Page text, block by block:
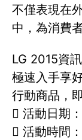
不僅表現在
中，為消費
LG 2015資
極速入手享
行動商品，
 活動日期
 活動時間